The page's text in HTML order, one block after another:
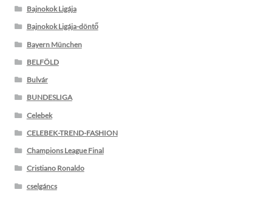
Bajnokok Ligája
Bajnokok Ligája-döntő
Bayern München
BELFÖLD
Bulvár
BUNDESLIGA
Celebek
CELEBEK-TREND-FASHION
Champions League Final
Cristiano Ronaldo
cselgáncs